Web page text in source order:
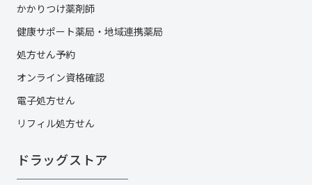
かかりつけ薬剤師
健康サポート薬局・地域連携薬局
処方せん予約
オンライン資格確認
電子処方せん
リフィル処方せん
ドラッグストア